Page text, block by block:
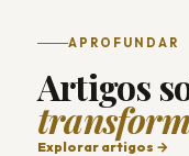
APROFUNDAR
Artigos
Explorar artigos →